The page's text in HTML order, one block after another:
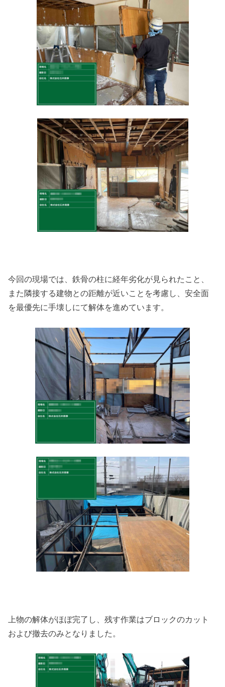
今回の現場では、鉄骨の柱に経年劣化が見られたこと、
また隣接する建物との距離が近いことを考慮し、安全面
を最優先に手壊しにて解体を進めています。
上物の解体がほぼ完了し、残す作業はブロックのカット
および撤去のみとなりました。